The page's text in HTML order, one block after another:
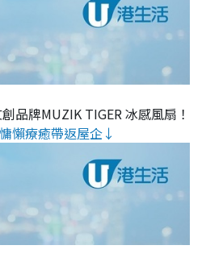
品牌MUZIK TIGER 冰感風扇！
懶療癒帶返屋企↓